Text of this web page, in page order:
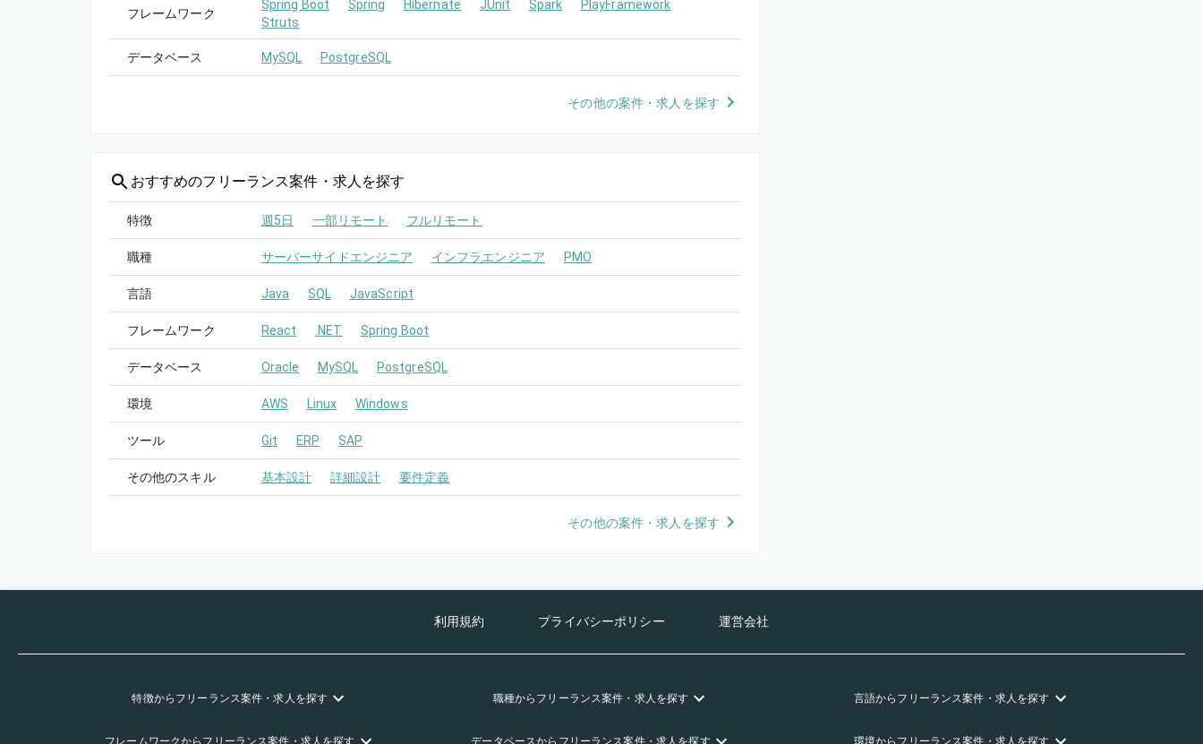
フレームワーク
Spring Boot Spring Hibernate JUnit Spark
PlayFramework
Struts
データベース MySQL PostgreSQL
その他の案件・求人を探す
おすすめのフリーランス案件・求人を探す
特徴 週5日 一部リモート フルリモート
職種 サーバーサイドエンジニア インフラエンジニア PMO
言語 Java SQL JavaScript
フレームワーク React .NET Spring Boot
データベース Oracle MySQL PostgreSQL
環境 AWS Linux Windows
ツール Git ERP SAP
その他のスキル 基本設計 詳細設計 要件定義
その他の案件・求人を探す
利用規約 プライバシーポリシー 運営会社
特徴からフリーランス案件・求人を探す 職種からフリーランス案件・求人を探す 言語からフリーランス案件・求人を探す
フレームワークからフリーランス案件・求人を探す データベースからフリーランス案件・求人を探す 環境からフリーランス案件・求人を探す